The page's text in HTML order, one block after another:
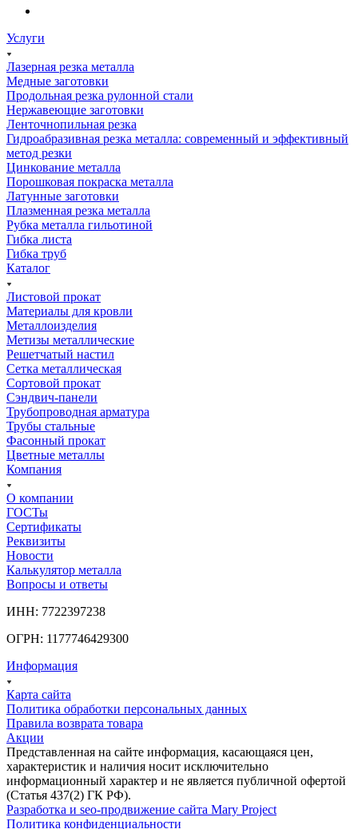
Услуги
Лазерная резка металла
Медные заготовки
Продольная резка рулонной стали
Нержавеющие заготовки
Ленточнопильная резка
Гидроабразивная резка металла: современный и эффективный
метод резки
Цинкование металла
Порошковая покраска металла
Латунные заготовки
Плазменная резка металла
Рубка металла гильотиной
Гибка листа
Гибка труб
Каталог
Листовой прокат
Материалы для кровли
Металлоизделия
Метизы металлические
Решетчатый настил
Сетка металлическая
Сортовой прокат
Сэндвич-панели
Трубопроводная арматура
Трубы стальные
Фасонный прокат
Цветные металлы
Компания
О компании
ГОСТы
Сертификаты
Реквизиты
Новости
Калькулятор металла
Вопросы и ответы
ИНН: 7722397238
ОГРН: 1177746429300
Информация
Карта сайта
Политика обработки персональных данных
Правила возврата товара
Акции
Представленная на сайте информация, касающаяся цен,
характеристик и наличия носит исключительно
информационный характер и не является публичной офертой
(Статья 437(2) ГК РФ).
Разработка и seo-продвижение сайта Mary Project
Политика конфиденциальности